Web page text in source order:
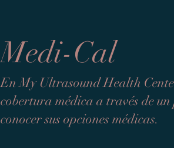
Medi-Cal
En My Ultrasound Health
cobertura médica a través de
conocer sus opciones médicas.